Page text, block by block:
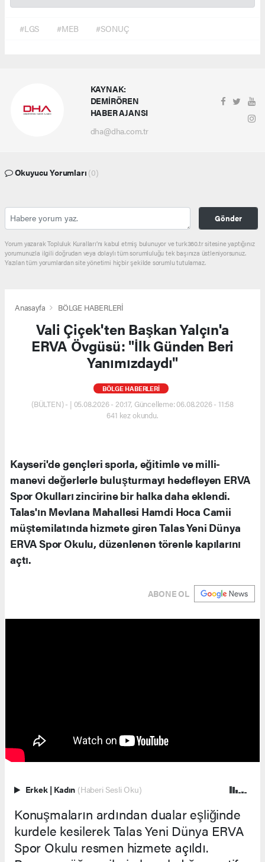
#LGS #MEB #SONUÇ
KAYNAK:
DEMİRÖREN
HABER AJANSI
dha@dha.com.tr
Okuyucu Yorumları (0)
Gönder
Yorum yazarak Topluluk Kuralları’nı kabul etmiş bulunuyor ve turk360.tr sitesine yaptığınız
yorumunuzla ilgili doğrudan veya dolaylı tüm sorumluluğu tek başınıza üstleniyorsunuz.
Yazılan tüm yorumlardan site yönetimi hiçbir şekilde sorumlu tutulamaz.
Anasayfa BÖLGE HABERLERİ
Vali Çiçek'ten Başkan Yalçın'a
ERVA Övgüsü: "İlk Günden Beri
Yanımızdaydı"
BÖLGE HABERLERİ
(BÜLTEN) - | 05.08.2026 - 20:17, Güncelleme: 06.08.2026 - 11:58
641 kez okundu.
Kayseri'de gençleri sporla, eğitimle ve milli-
manevi değerlerle buluşturmayı hedefleyen ERVA
Spor Okulları zincirine bir halka daha eklendi.
Talas'ın Mevlana Mahallesi Hamdi Hoca Camii
müştemilatında hizmete giren Talas Yeni Dünya
ERVA Spor Okulu, düzenlenen törenle kapılarını
açtı.
ABONE OL
Erkek | Kadın (Haberi Sesli Oku)
Konuşmaların ardından dualar eşliğinde
kurdele kesilerek Talas Yeni Dünya ERVA
Spor Okulu resmen hizmete açıldı.